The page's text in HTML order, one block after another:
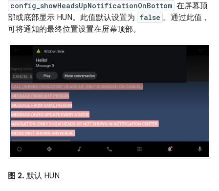
config_showHeadsUpNotificationOnBottom 在屏幕顶
部或底部显示 HUN。此值默认设置为 false 。通过此值，
可将通知的最终位置设置在屏幕顶部。
图 2. 默认 HUN